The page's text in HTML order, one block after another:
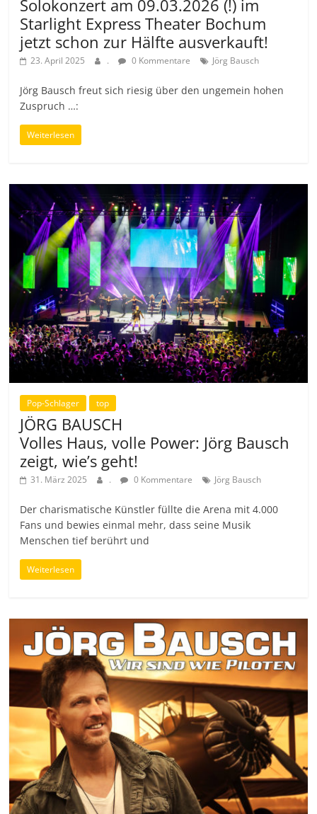
Solokonzert am 09.03.2026 (!) im
Starlight Express Theater Bochum
jetzt schon zur Hälfte ausverkauft!
23. April 2025 . 0 Kommentare Jörg Bausch
Jörg Bausch freut sich riesig über den ungemein hohen
Zuspruch …:
Weiterlesen
Pop-Schlager top
JÖRG BAUSCH
Volles Haus, volle Power: Jörg Bausch
zeigt, wie’s geht!
31. März 2025 . 0 Kommentare Jörg Bausch
Der charismatische Künstler füllte die Arena mit 4.000
Fans und bewies einmal mehr, dass seine Musik
Menschen tief berührt und
Weiterlesen